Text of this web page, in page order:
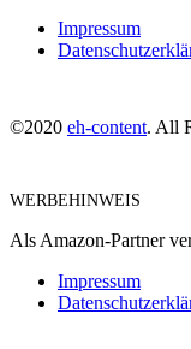
Impressum
©2020 eh-content. All
WERBEHINWEIS
Als Amazon-Partner
Impressum